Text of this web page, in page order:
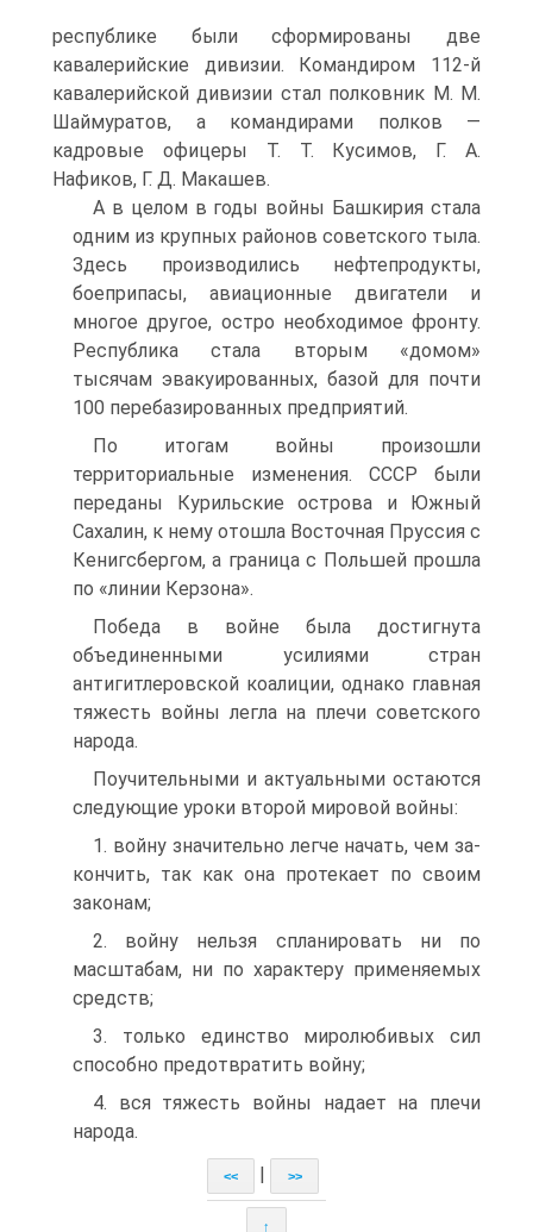
республике были сфор­мированы две
кавалерийские дивизии. Командиром 112-й
кавале­рийской дивизии стал полковник М. М.
Шаймуратов, а командира­ми полков —
кадровые офицеры Т. Т. Кусимов, Г. А.
Нафиков, Г. Д. Макашев.
А в целом в годы войны Башкирия стала
одним из крупных районов советского тыла.
Здесь производились нефтепро­дукты,
боеприпасы, авиационные двигатели и
многое другое, остро необходимое фронту.
Республика стала вторым «домом»
тысячам эвакуированных, базой для почти
100 перебазированных предприя­тий.
По итогам войны произошли
территориальные изменения. СССР были
переданы Курильские острова и Южный
Сахалин, к нему отошла Восточная Пруссия с
Кенигсбергом, а граница с Польшей прошла
по «линии Керзона».
Победа в войне была достигнута
объединенными усилиями стран
антигитлеровской коалиции, однако главная
тяжесть войны легла на плечи советского
народа.
Поучительными и актуальными остаются
следующие уроки вто­рой мировой войны:
1. войну значительно легче начать, чем за­
кончить, так как она протекает по своим
законам;
2. войну нельзя спланировать ни по
масштабам, ни по характеру применяемых
средств;
3. только единство миролюбивых сил
способно предот­вратить войну;
4. вся тяжесть войны надает на плечи
народа.
<< >>
↑